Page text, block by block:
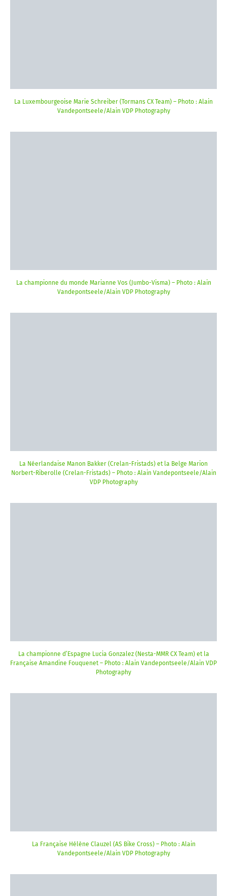
La Luxembourgeoise Marie Schreiber (Tormans CX Team) – Photo : Alain
Vandepontseele/Alain VDP Photography
La championne du monde Marianne Vos (Jumbo-Visma) – Photo : Alain
Vandepontseele/Alain VDP Photography
La Néerlandaise Manon Bakker (Crelan-Fristads) et la Belge Marion
Norbert-Riberolle (Crelan-Fristads) – Photo : Alain Vandepontseele/Alain
VDP Photography
La championne d’Espagne Lucia Gonzalez (Nesta-MMR CX Team) et la
Française Amandine Fouquenet – Photo : Alain Vandepontseele/Alain VDP
Photography
La Française Hélène Clauzel (AS Bike Cross) – Photo : Alain
Vandepontseele/Alain VDP Photography